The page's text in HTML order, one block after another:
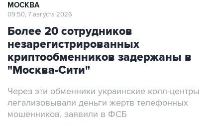
МОСКВА
09:50, 7 августа 2026
Более 20 сотрудников
незарегистрированных
криптообменников задержаны в
"Москва-Сити"
Через эти обменники украинские колл-центры
легализовывали деньги жертв телефонных
мошенников, заявили в ФСБ